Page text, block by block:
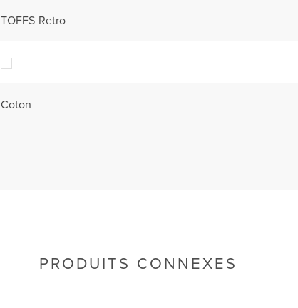
TOFFS Retro
Coton
PRODUITS CONNEXES